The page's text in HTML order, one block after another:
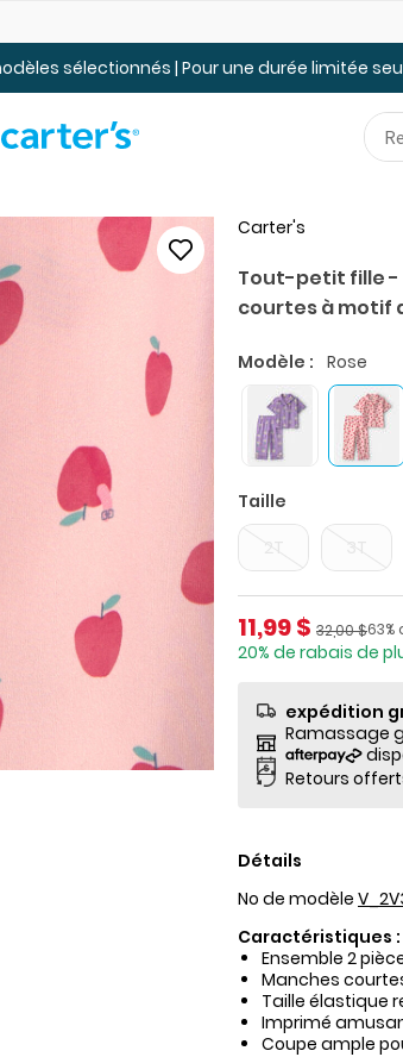
sélectionnés | Pour une durée limitée
Carter's
Tout-petit fille -
courtes à motif
Modèle : Rose
Taille
Prix de solde
11,99 $ Prix ​​de
32,00 $
20% de rabais de
expédition
Ramassage
Retours
Détails
No de modèle
Caractéristiques :
Ensemble 2
Manches
Taille élastique
Imprimé
Coupe ample